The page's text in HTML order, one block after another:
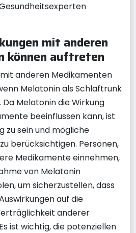
mit anderen
können auftreten
anderen Medikamenten
Melatonin als Schlaftrunk
Melatonin die Wirkung
beeinflussen kann, ist
zu sein und mögliche
berücksichtigen. Personen,
Medikamente einnehmen,
von Melatonin
um sicherzustellen, dass
auf die
anderer
ist wichtig, die potenziellen